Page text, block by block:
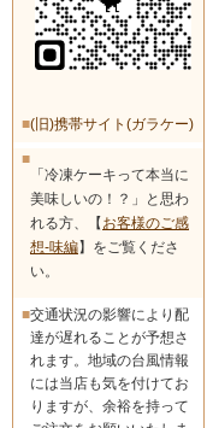
■(旧)携帯サイト(ガラケー)
■
「冷凍ケーキって本当に
美味しいの！？」と思わ
れる方、【 お客様のご感
想-味編】をご覧くださ
い。
■交通状況の影響により配
達が遅れることが予想さ
れます。地域の台風情報
には当店も気を付けてお
りますが、余裕を持って